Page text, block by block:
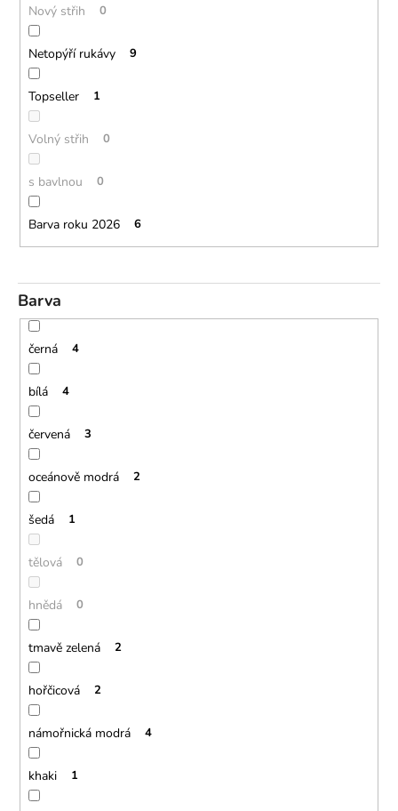
Nový střih 0
Netopýří rukávy 9
Topseller 1
Volný střih 0
s bavlnou 0
Barva roku 2026 6
Barva
černá 4
bílá 4
červená 3
oceánově modrá 2
šedá 1
tělová 0
hnědá 0
tmavě zelená 2
hořčicová 2
námořnická modrá 4
khaki 1